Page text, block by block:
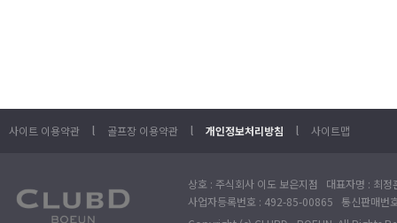
사이트 이용약관 l 골프장 이용약관 l 개인정보처리방침 l 사이트맵
상호 : 주식회사 이도 보은지점 대표자명 : 최
사업자등록번호 : 492-85-00865 통신판매